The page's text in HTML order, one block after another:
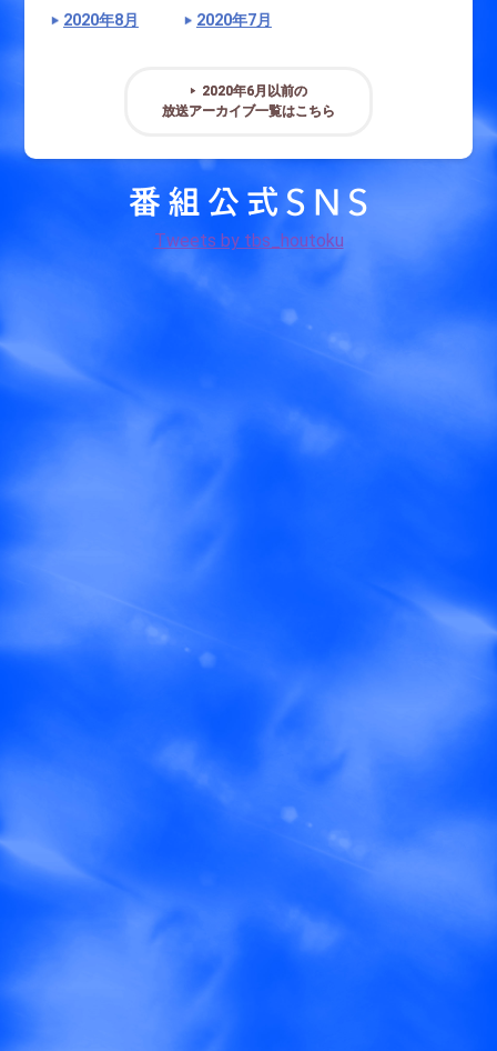
2020年8月
2020年7月
2020年6月以前の
放送アーカイブ一覧はこちら
Tweets by tbs_houtoku